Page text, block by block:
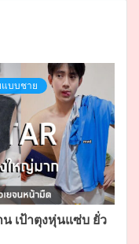
บบชาย
เป้าตุงหุ่นแซ่บ ยั่ว